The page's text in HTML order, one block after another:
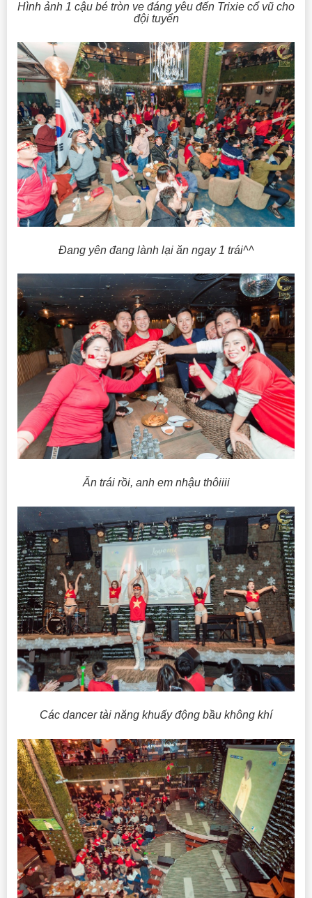
Hình ảnh 1 cậu bé tròn ve đáng yêu đến Trixie cổ vũ cho
đội tuyển
Đang yên đang lành lại ăn ngay 1 trái^^
Ăn trái rồi, anh em nhậu thôiiii
Các dancer tài năng khuấy động bầu không khí